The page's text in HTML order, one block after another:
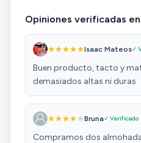
Opiniones verificadas
Isaac Mateos✓
Buen producto, tacto y
demasiados altas ni duras
Bruna✓ Verificado
Compramos dos